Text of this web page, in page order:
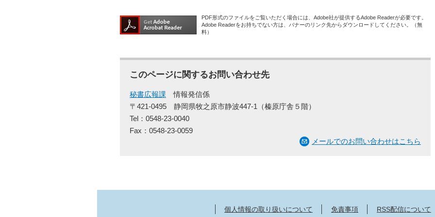
PDF形式のファイルをご覧いただく場合には、Adobe社が提供するAdobe Readerが必要です。
Adobe Readerをお持ちでない方は、バナーのリンク先からダウンロードしてください。（無
料）
このページに関するお問い合わせ先
秘書広報課
情報発信係
〒421-0495
静岡県牧之原市静波447-1（榛原庁舎５階）
Tel：0548-23-0040
Fax：0548-23-0059
メールでのお問い合わせはこちら
個人情報の取り扱いについて 免責事項 RSS配信について